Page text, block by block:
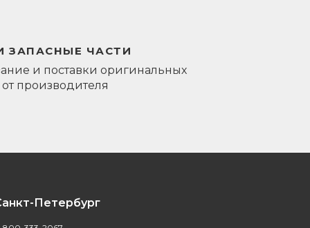
ЗАПАСНЫЕ ЧАСТИ
и поставки оригинальных
от производителя
Петербург